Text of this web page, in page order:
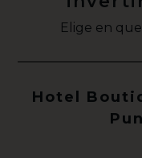
Elige en
Hotel